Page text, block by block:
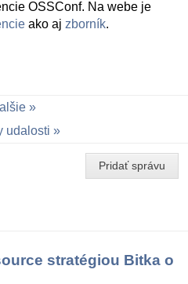
OSSConf. Na webe je
ako aj zborník.
udalosti
Pridať správu
stratégiou Bitka o